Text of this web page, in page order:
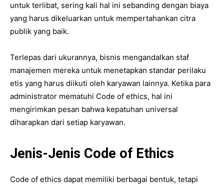
untuk terlibat, sering kali hal ini sebanding dengan biaya
yang harus dikeluarkan untuk mempertahankan citra
publik yang baik.
Terlepas dari ukurannya, bisnis mengandalkan staf
manajemen mereka untuk menetapkan standar perilaku
etis yang harus diikuti oleh karyawan lainnya. Ketika para
administrator mematuhi Code of ethics, hal ini
mengirimkan pesan bahwa kepatuhan universal
diharapkan dari setiap karyawan.
Jenis-Jenis Code of Ethics
Code of ethics dapat memiliki berbagai bentuk, tetapi